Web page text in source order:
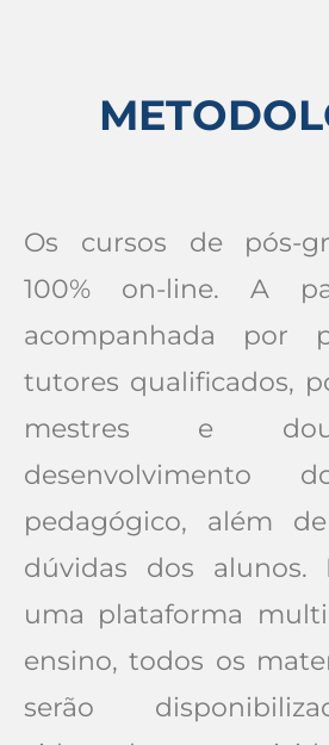
Os cursos de pós-
100% on-line. A
acompanhada por
tutores qualificados,
mestres e
desenvolvimento
pedagógico, além
dúvidas dos
uma plataforma
ensino, todos os
serão